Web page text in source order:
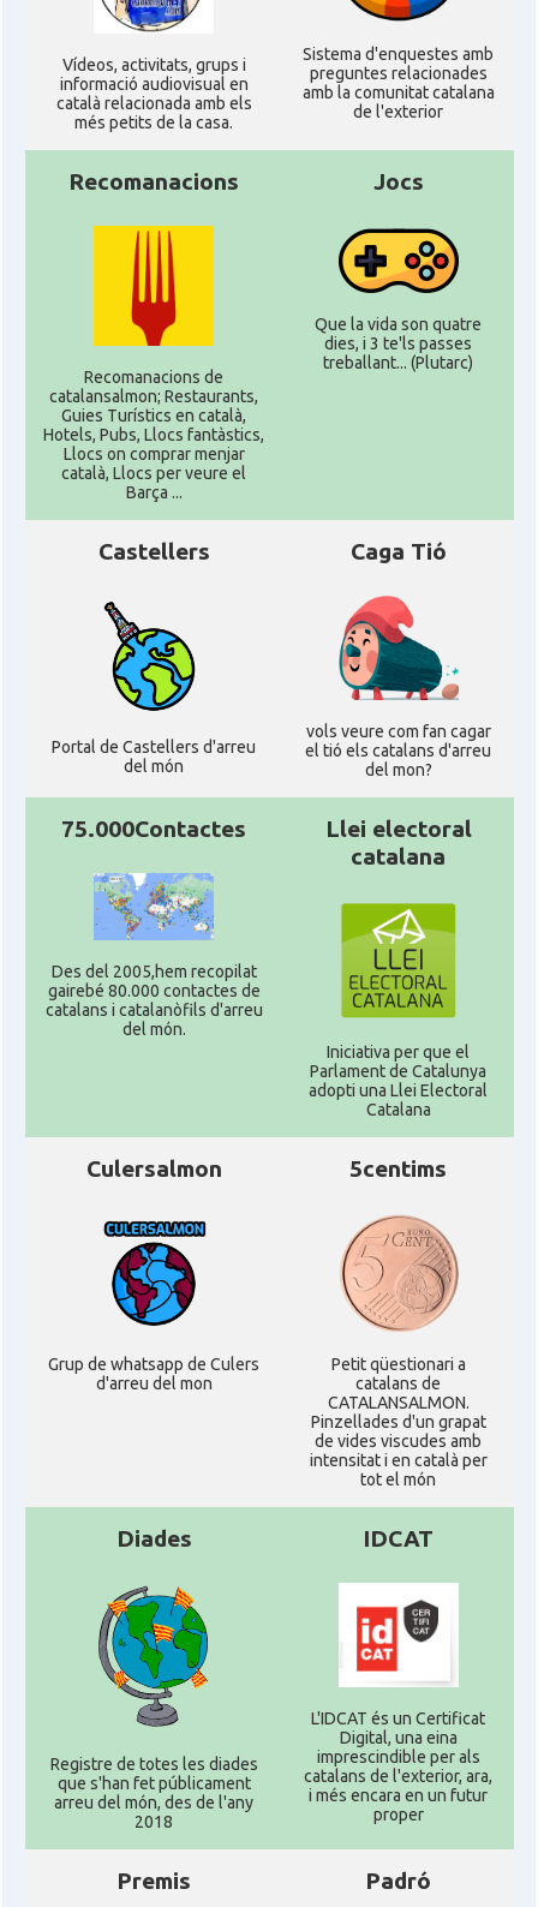
Ví­deos, activitats, grups i
informació audiovisual en
català relacionada amb els
més petits de la casa.
Sistema d'enquestes amb
preguntes relacionades
amb la comunitat catalana
de l'exterior
Recomanacions
Recomanacions de
catalansalmon; Restaurants,
Guies Turístics en català,
Hotels, Pubs, Llocs fantàstics,
Llocs on comprar menjar
català, Llocs per veure el
Barça ...
Jocs
Que la vida son quatre
dies, i 3 te'ls passes
treballant... (Plutarc)
Castellers
Portal de Castellers d'arreu
del món
Caga Tió
vols veure com fan cagar
el tió els catalans d'arreu
del mon?
75.000Contactes
Des del 2005,hem recopilat
gairebé 80.000 contactes de
catalans i catalanòfils d'arreu
del món.
Llei electoral
catalana
Iniciativa per que el
Parlament de Catalunya
adopti una Llei Electoral
Catalana
Culersalmon
Grup de whatsapp de Culers
d'arreu del mon
5centims
Petit qüestionari a
catalans de
CATALANSALMON.
Pinzellades d'un grapat
de vides viscudes amb
intensitat i en català per
tot el món
Diades
Registre de totes les diades
que s'han fet públicament
arreu del món, des de l'any
2018
IDCAT
L'IDCAT és un Certificat
Digital, una eina
imprescindible per als
catalans de l'exterior, ara,
i més encara en un futur
proper
Premis Padró